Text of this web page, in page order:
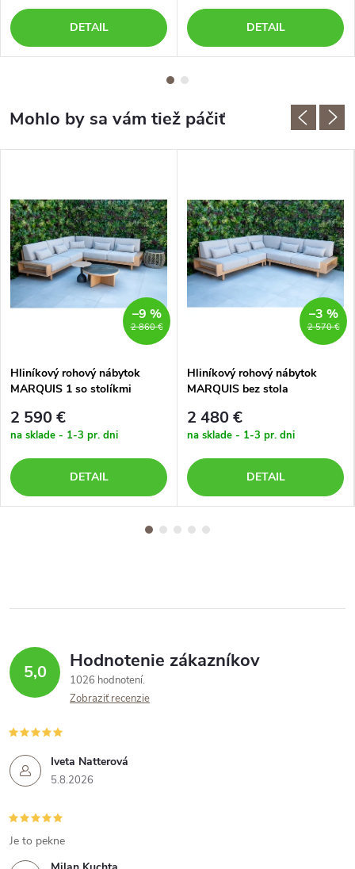
DETAIL DETAIL
2 860 €
–9 %
Hliníkový rohový nábytok
MARQUIS 1 so stolíkmi
2 590 €
na sklade - 1-3 pr. dni
DETAIL
2 570 €
–3 %
Hliníkový rohový nábytok
MARQUIS bez stola
2 480 €
na sklade - 1-3 pr. dni
DETAIL
5,0 Hodnotenie zákazníkov
1026 hodnotení
Zobraziť recenzie
Iveta Natterová
5.8.2026
Je to pekne